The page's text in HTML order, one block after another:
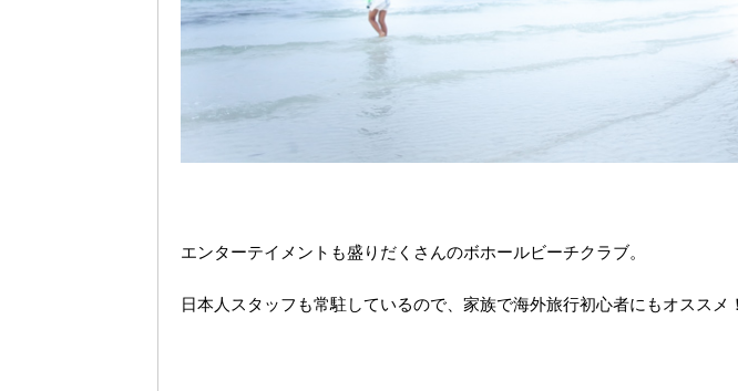
エンターテイメントも盛りだくさんのボホールビーチクラブ。
日本人スタッフも常駐しているので、家族で海外旅行初心者にもオススメ